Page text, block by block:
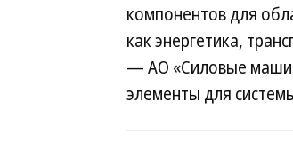
компонентов для
как энергетика,
— АО «Силовые
элементы для